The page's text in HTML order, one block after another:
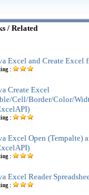
/ Related
Excel and Create Excel
:
Create Excel
Cell/Border/Color/
:
Excel Open (Tempalte)
:
Excel Reader
: